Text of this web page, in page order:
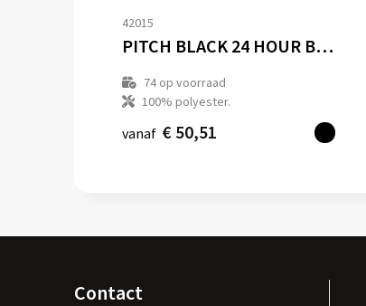
42015
PITCH BLACK 24 HOUR BACKPACK
74op voorraad
100% polyester.
vanaf € 50,51
Contact